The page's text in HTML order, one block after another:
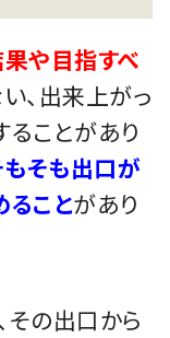
や目指すべ
、出来上がっ
ことがあり
もそも出口が
ことがあり
の出口から